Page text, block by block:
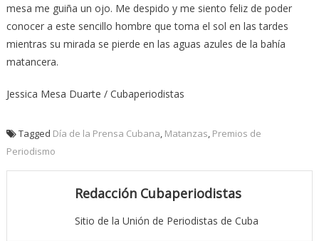
mesa me guiña un ojo. Me despido y me siento feliz de poder
conocer a este sencillo hombre que toma el sol en las tardes
mientras su mirada se pierde en las aguas azules de la bahía
matancera.
Jessica Mesa Duarte / Cubaperiodistas
Tagged Día de la Prensa Cubana, Matanzas, Premios de
Periodismo
Redacción Cubaperiodistas
Sitio de la Unión de Periodistas de Cuba